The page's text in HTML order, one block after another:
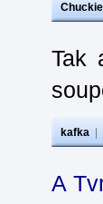
Chuckie
Tak
kafka
A